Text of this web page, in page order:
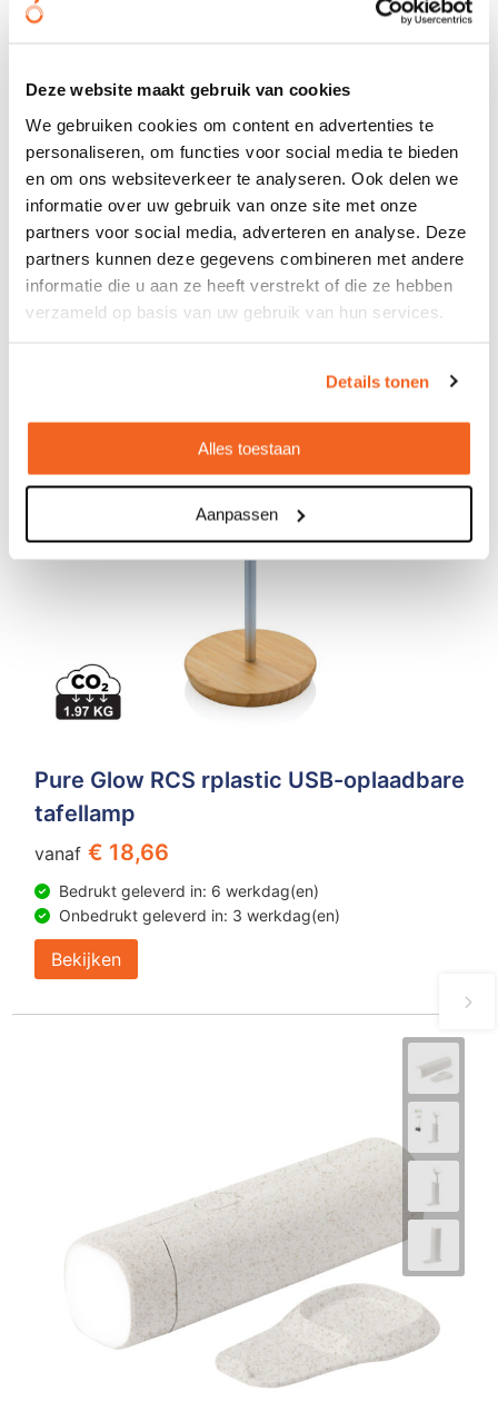
Deze website maakt gebruik van cookies
We gebruiken cookies om content en advertenties te
personaliseren, om functies voor social media te bieden
en om ons websiteverkeer te analyseren. Ook delen we
informatie over uw gebruik van onze site met onze
partners voor social media, adverteren en analyse. Deze
partners kunnen deze gegevens combineren met andere
informatie die u aan ze heeft verstrekt of die ze hebben
verzameld op basis van uw gebruik van hun services.
Details tonen
Alles toestaan
Aanpassen
Holop - multifunctionele bureaulamp
vanaf € 24,72
Bedrukt geleverd in: 8 werkdag(en)
Onbedrukt geleverd in: 3 werkdag(en)
Bekijken
Duurzame keuze
Pure Glow RCS rplastic USB-oplaadbare
tafellamp
vanaf € 18,66
Bedrukt geleverd in: 6 werkdag(en)
Onbedrukt geleverd in: 3 werkdag(en)
Bekijken